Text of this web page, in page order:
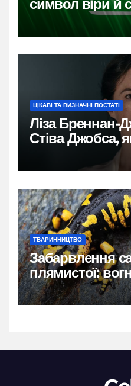
символ віри й
ЦІКАВІ ТА ВИЗНАЧНІ ПОСТАТІ
Ліза Бреннан-
Стіва Джобса,
власний голос
ТВАРИННИЦТВО
Забарвлення
плямистої:
чорному тлі